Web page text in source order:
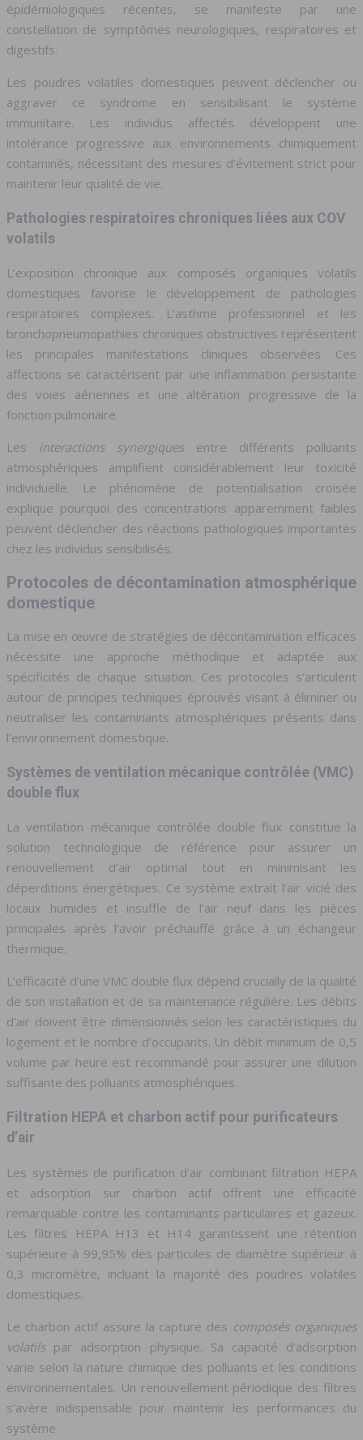
épidémiologiques récentes, se manifeste par une
constellation de symptômes neurologiques, respiratoires et
digestifs.
Les poudres volatiles domestiques peuvent déclencher ou
aggraver ce syndrome en sensibilisant le système
immunitaire. Les individus affectés développent une
intolérance progressive aux environnements chimiquement
contaminés, nécessitant des mesures d’évitement strict pour
maintenir leur qualité de vie.
Pathologies respiratoires chroniques liées aux COV
volatils
L’exposition chronique aux composés organiques volatils
domestiques favorise le développement de pathologies
respiratoires complexes. L’asthme professionnel et les
bronchopneumopathies chroniques obstructives représentent
les principales manifestations cliniques observées. Ces
affections se caractérisent par une inflammation persistante
des voies aériennes et une altération progressive de la
fonction pulmonaire.
Les interactions synergiques entre différents polluants
atmosphériques amplifient considérablement leur toxicité
individuelle. Le phénomène de potentialisation croisée
explique pourquoi des concentrations apparemment faibles
peuvent déclencher des réactions pathologiques importantes
chez les individus sensibilisés.
Protocoles de décontamination atmosphérique
domestique
La mise en œuvre de stratégies de décontamination efficaces
nécessite une approche méthodique et adaptée aux
spécificités de chaque situation. Ces protocoles s’articulent
autour de principes techniques éprouvés visant à éliminer ou
neutraliser les contaminants atmosphériques présents dans
l’environnement domestique.
Systèmes de ventilation mécanique contrôlée (VMC)
double flux
La ventilation mécanique contrôlée double flux constitue la
solution technologique de référence pour assurer un
renouvellement d’air optimal tout en minimisant les
déperditions énergétiques. Ce système extrait l’air vicié des
locaux humides et insuffle de l’air neuf dans les pièces
principales après l’avoir préchauffé grâce à un échangeur
thermique.
L’efficacité d’une VMC double flux dépend crucially de la qualité
de son installation et de sa maintenance régulière. Les débits
d’air doivent être dimensionnés selon les caractéristiques du
logement et le nombre d’occupants. Un débit minimum de 0,5
volume par heure est recommandé pour assurer une dilution
suffisante des polluants atmosphériques.
Filtration HEPA et charbon actif pour purificateurs
d’air
Les systèmes de purification d’air combinant filtration HEPA
et adsorption sur charbon actif offrent une efficacité
remarquable contre les contaminants particulaires et gazeux.
Les filtres HEPA H13 et H14 garantissent une rétention
supérieure à 99,95% des particules de diamètre supérieur à
0,3 micromètre, incluant la majorité des poudres volatiles
domestiques.
Le charbon actif assure la capture des composés organiques
volatils par adsorption physique. Sa capacité d’adsorption
varie selon la nature chimique des polluants et les conditions
environnementales. Un renouvellement périodique des filtres
s’avère indispensable pour maintenir les performances du
système.